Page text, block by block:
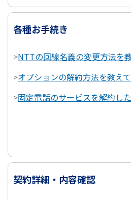
各種お手続き
>NTTの回線名義の変更方法を
>オプションの解約方法を教え
>固定電話のサービスを解約し
契約詳細・内容確認